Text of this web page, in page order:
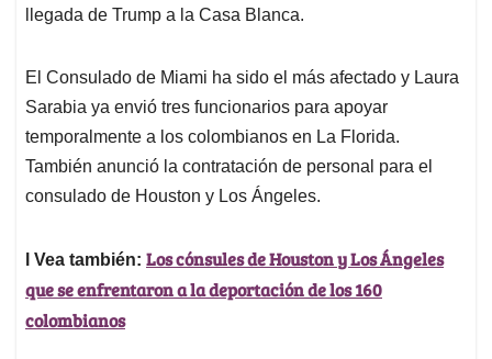
llegada de Trump a la Casa Blanca.
El Consulado de Miami ha sido el más afectado y Laura
Sarabia ya envió tres funcionarios para apoyar
temporalmente a los colombianos en La Florida.
También anunció la contratación de personal para el
consulado de Houston y Los Ángeles.
l Vea también: Los cónsules de Houston y Los Ángeles
que se enfrentaron a la deportación de los 160
colombianos